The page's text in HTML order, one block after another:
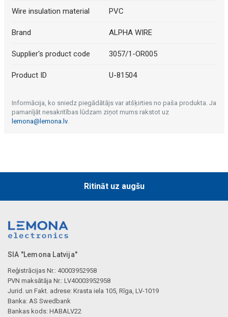
Wire insulation material PVC
Brand ALPHA WIRE
Supplier's product code 3057/1-OR005
Product ID U-81504
Informācija, ko sniedz piegādātājs var atšķirties no paša produkta. Ja
pamanījāt nesakritības lūdzam ziņot mums rakstot uz
lemona@lemona.lv.
Ritināt uz augšu
SIA "Lemona Latvija"
Reģistrācijas Nr.: 40003952958
PVN maksātāja Nr.: LV40003952958
Jurid. un Fakt. adrese: Krasta iela 105, Rīga, LV-1019
Banka: AS Swedbank
Bankas kods: HABALV22